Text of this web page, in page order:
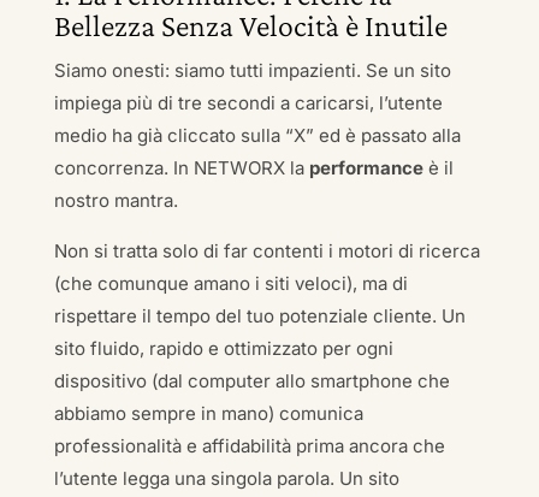
Bellezza Senza Velocità è Inutile
Siamo onesti: siamo tutti impazienti. Se un sito
impiega più di tre secondi a caricarsi, l’utente
medio ha già cliccato sulla “X” ed è passato alla
concorrenza. In NETWORX la performanceè il
nostro mantra.
Non si tratta solo di far contenti i motori di ricerca
(che comunque amano i siti veloci), ma di
rispettare il tempo del tuo potenziale cliente. Un
sito fluido, rapido e ottimizzato per ogni
dispositivo (dal computer allo smartphone che
abbiamo sempre in mano) comunica
professionalità e affidabilità prima ancora che
l’utente legga una singola parola. Un sito